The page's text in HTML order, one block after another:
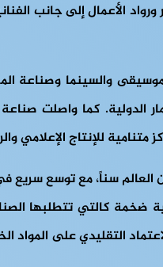
الأعمال إلى جانب
والسينما وصناعة
كما واصلت صناعة
للإنتاج الإعلامي
سناً، مع توسع سريع
ضخمة كالتي تتطلبها
التقليدي على المواد